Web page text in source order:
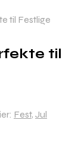
til Festlige
til
Fest, Jul